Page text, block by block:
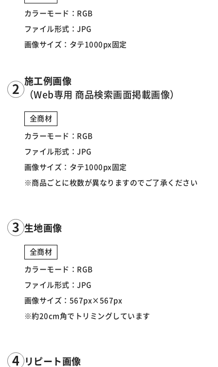
カラーモード：RGB
ファイル形式：JPG
画像サイズ：タテ1000px固定
施工例画像
（Web専用 商品検索画面掲載画像）
全商材
カラーモード：RGB
ファイル形式：JPG
画像サイズ：タテ1000px固定
※商品ごとに枚数が異なりますのでご了承ください
生地画像
全商材
カラーモード：RGB
ファイル形式：JPG
画像サイズ：567px×567px
※約20cm角でトリミングしています
リピート画像